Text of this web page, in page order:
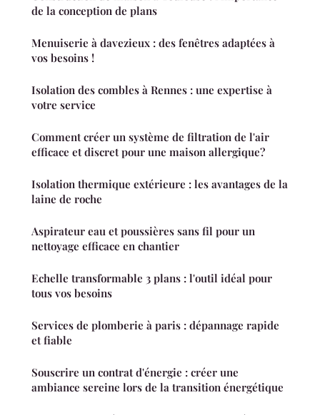
de la conception de plans
Menuiserie à davezieux : des fenêtres adaptées à
vos besoins !
Isolation des combles à Rennes : une expertise à
votre service
Comment créer un système de filtration de l'air
efficace et discret pour une maison allergique?
Isolation thermique extérieure : les avantages de la
laine de roche
Aspirateur eau et poussières sans fil pour un
nettoyage efficace en chantier
Echelle transformable 3 plans : l'outil idéal pour
tous vos besoins
Services de plomberie à paris : dépannage rapide
et fiable
Souscrire un contrat d'énergie : créer une
ambiance sereine lors de la transition énergétique